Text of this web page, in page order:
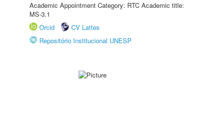
Academic Appointment Category: RTC Academic title:
MS-3.1
Orcid
CV Lattes
Repositório Institucional UNESP